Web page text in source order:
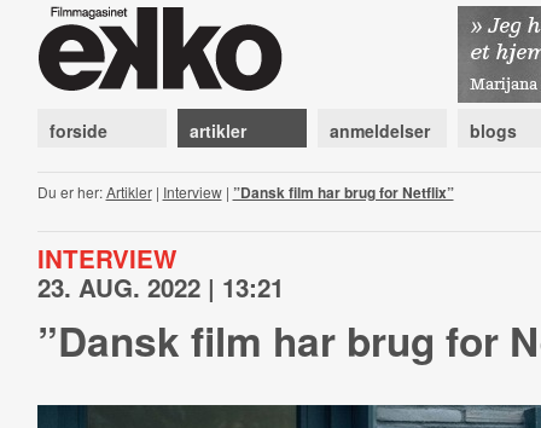
forside artikler anmeldelser blogs
Du er her:Artikler| Interview| ”Dansk film har brug for Netflix”
INTERVIEW
23. AUG. 2022 | 13:21
”Dansk film har brug for